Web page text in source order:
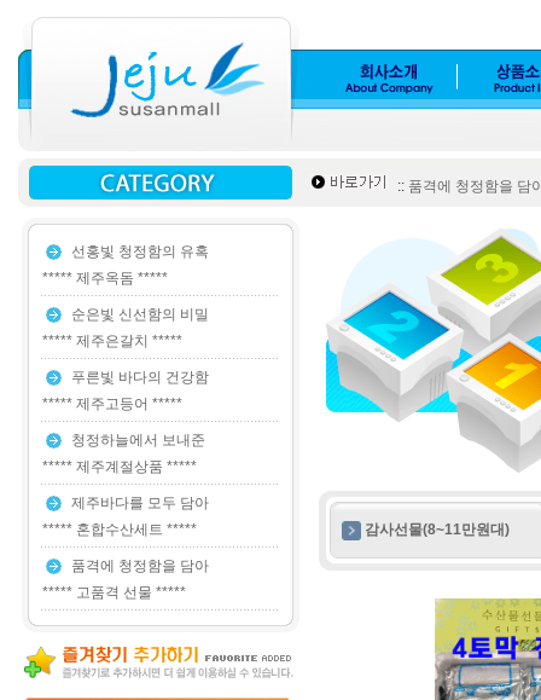
:: 품격에 청정함을 담
선홍빛 청정함의 유혹
***** 제주옥돔 *****
순은빛 신선함의 비밀
***** 제주은갈치 *****
푸른빛 바다의 건강함
***** 제주고등어 *****
청정하늘에서 보내준
***** 제주계절상품 *****
제주바다를 모두 담아
***** 혼합수산세트 *****
품격에 청정함을 담아
***** 고품격 선물 *****
감사선물(8~11만원대)